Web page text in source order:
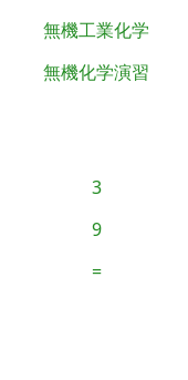
無機工業化学
無機化学演習
3
9
=